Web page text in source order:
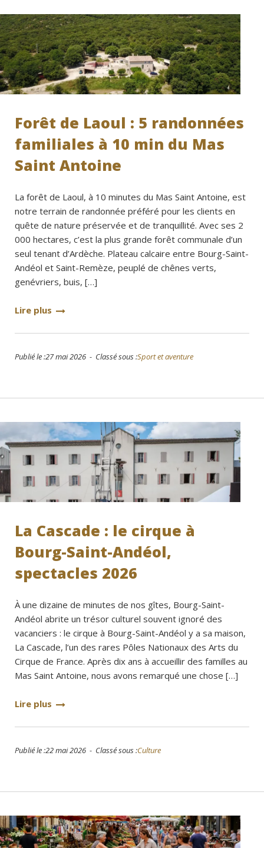
Forêt de Laoul : 5 randonnées
familiales à 10 min du Mas
Saint Antoine
La forêt de Laoul, à 10 minutes du Mas Saint Antoine, est
notre terrain de randonnée préféré pour les clients en
quête de nature préservée et de tranquillité. Avec ses 2
000 hectares, c’est la plus grande forêt communale d’un
seul tenant d’Ardèche. Plateau calcaire entre Bourg-Saint-
Andéol et Saint-Remèze, peuplé de chênes verts,
genévriers, buis, […]
Lire plus
Publié le :27 mai 2026 - Classé sous :Sport et aventure
La Cascade : le cirque à
Bourg-Saint-Andéol,
spectacles 2026
À une dizaine de minutes de nos gîtes, Bourg-Saint-
Andéol abrite un trésor culturel souvent ignoré des
vacanciers : le cirque à Bourg-Saint-Andéol y a sa maison,
La Cascade, l’un des rares Pôles Nationaux des Arts du
Cirque de France. Après dix ans à accueillir des familles au
Mas Saint Antoine, nous avons remarqué une chose […]
Lire plus
Publié le :22 mai 2026 - Classé sous :Culture